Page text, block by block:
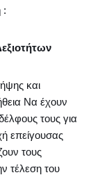
:
και
Να έχουν
τους για
επείγουσας
τους
τέλεση του